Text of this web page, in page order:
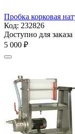
Пробка корковая
Код: 232826
Доступно для заказа
5 000 ₽